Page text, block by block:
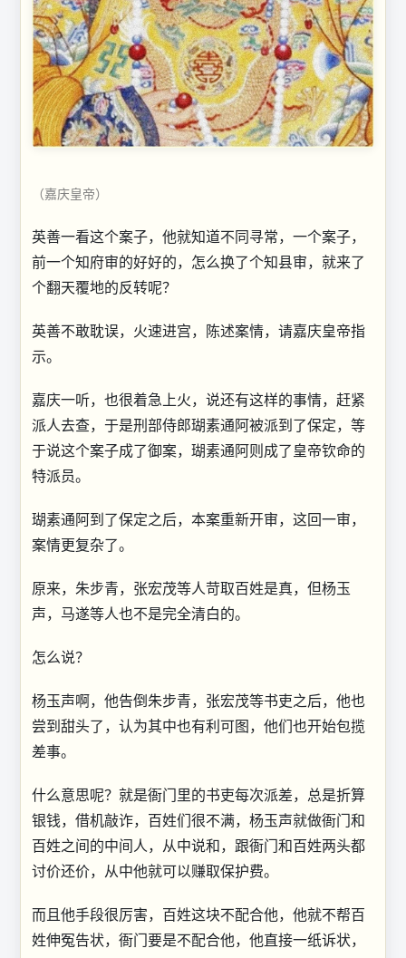
（嘉庆皇帝）
英善一看这个案子，他就知道不同寻常，一个案子，
前一个知府审的好好的，怎么换了个知县审，就来了
个翻天覆地的反转呢？
英善不敢耽误，火速进宫，陈述案情，请嘉庆皇帝指
示。
嘉庆一听，也很着急上火，说还有这样的事情，赶紧
派人去查，于是刑部侍郎瑚素通阿被派到了保定，等
于说这个案子成了御案，瑚素通阿则成了皇帝钦命的
特派员。
瑚素通阿到了保定之后，本案重新开审，这回一审，
案情更复杂了。
原来，朱步青，张宏茂等人苛取百姓是真，但杨玉
声，马遂等人也不是完全清白的。
怎么说？
杨玉声啊，他告倒朱步青，张宏茂等书吏之后，他也
尝到甜头了，认为其中也有利可图，他们也开始包揽
差事。
什么意思呢？就是衙门里的书吏每次派差，总是折算
银钱，借机敲诈，百姓们很不满，杨玉声就做衙门和
百姓之间的中间人，从中说和，跟衙门和百姓两头都
讨价还价，从中他就可以赚取保护费。
而且他手段很厉害，百姓这块不配合他，他就不帮百
姓伸冤告状，衙门要是不配合他，他直接一纸诉状，